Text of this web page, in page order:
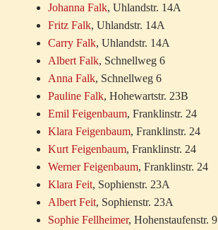
Johanna Falk, Uhlandstr. 14A
Fritz Falk, Uhlandstr. 14A
Carry Falk, Uhlandstr. 14A
Albert Falk, Schnellweg 6
Anna Falk, Schnellweg 6
Pauline Falk, Hohewartstr. 23B
Emil Feigenbaum, Franklinstr. 24
Klara Feigenbaum, Franklinstr. 24
Kurt Feigenbaum, Franklinstr. 24
Werner Feigenbaum, Franklinstr. 24
Klara Feit, Sophienstr. 23A
Albert Feit, Sophienstr. 23A
Sophie Fellheimer, Hohenstaufenstr. 9